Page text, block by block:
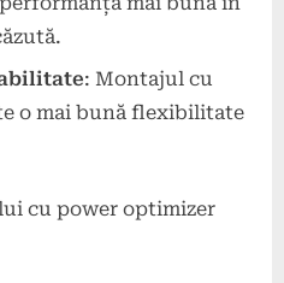
: Montajul cu
o mai bună flexibilitate
cu power optimizer